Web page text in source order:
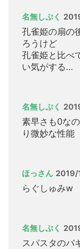
名無しぷく
孔雀姫の扇の
ろうけど
孔雀姫と比べ
い気がする…
名無しぷく
素早さも0な
り微妙な性能
ほっさん 2019/
らぐしゅみw
名無しぷく
スパスタのバ